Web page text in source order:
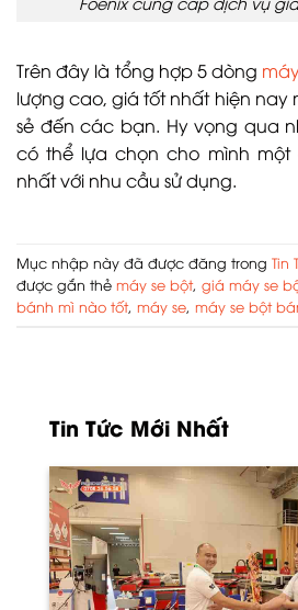
Trên đây là tổng hợp 5 dòng
lượng cao, giá tốt nhất hiện nay
sẻ đến các bạn. Hy vọng qua
có thể lựa chọn cho mình
nhất với nhu cầu sử dụng.
Mục nhập này đã được đăng trong Tin
được gắn thẻ máy se bột, giá máy se
bánh mì nào tốt, máy se, máy se bột
Tin Tức Mới Nhất